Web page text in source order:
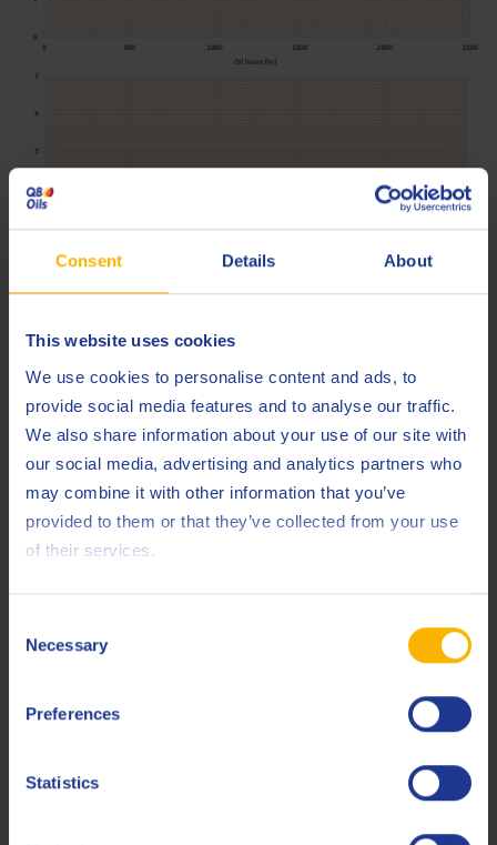
Consent Details About
This website uses cookies
We use cookies to personalise content and ads, to
provide social media features and to analyse our traffic.
We also share information about your use of our site with
our social media, advertising and analytics partners who
may combine it with other information that you’ve
provided to them or that they’ve collected from your use
of their services.
Selection
Necessary
Preferences
Statistics
Gráfico 5: Resultados TBN para Q8 Mahler GR5
SAE 40 en motores CATERPILLAR 3500 a gas
natural.